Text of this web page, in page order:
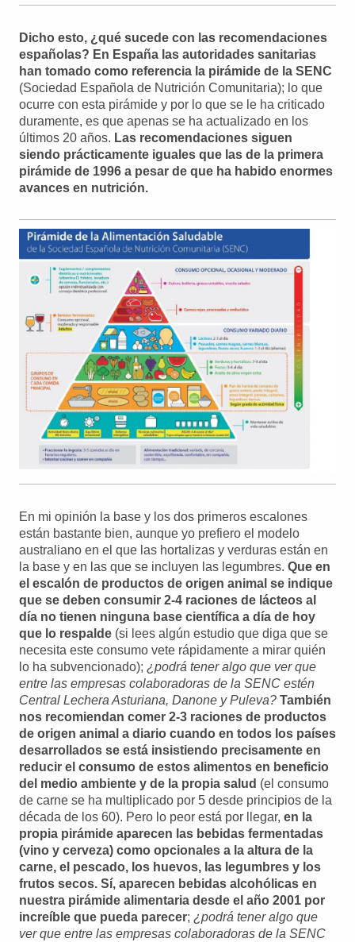
Dicho esto, ¿qué sucede con las recomendaciones
españolas? En España las autoridades sanitarias
han tomado como referencia la pirámide de la SENC
(Sociedad Española de Nutrición Comunitaria); lo que
ocurre con esta pirámide y por lo que se le ha criticado
duramente, es que apenas se ha actualizado en los
últimos 20 años. Las recomendaciones siguen
siendo prácticamente iguales que las de la primera
pirámide de 1996 a pesar de que ha habido enormes
avances en nutrición.
En mi opinión la base y los dos primeros escalones
están bastante bien, aunque yo prefiero el modelo
australiano en el que las hortalizas y verduras están en
la base y en las que se incluyen las legumbres. Que en
el escalón de productos de origen animal se indique
que se deben consumir 2-4 raciones de lácteos al
día no tienen ninguna base científica a día de hoy
que lo respalde (si lees algún estudio que diga que se
necesita este consumo vete rápidamente a mirar quién
lo ha subvencionado); ¿podrá tener algo que ver que
entre las empresas colaboradoras de la SENC estén
Central Lechera Asturiana, Danone y Puleva? También
nos recomiendan comer 2-3 raciones de productos
de origen animal a diario cuando en todos los países
desarrollados se está insistiendo precisamente en
reducir el consumo de estos alimentos en beneficio
del medio ambiente y de la propia salud (el consumo
de carne se ha multiplicado por 5 desde principios de la
década de los 60). Pero lo peor está por llegar, en la
propia pirámide aparecen las bebidas fermentadas
(vino y cerveza) como opcionales a la altura de la
carne, el pescado, los huevos, las legumbres y los
frutos secos. Sí, aparecen bebidas alcohólicas en
nuestra pirámide alimentaria desde el año 2001 por
increíble que pueda parecer; ¿podrá tener algo que
ver que entre las empresas colaboradoras de la SENC